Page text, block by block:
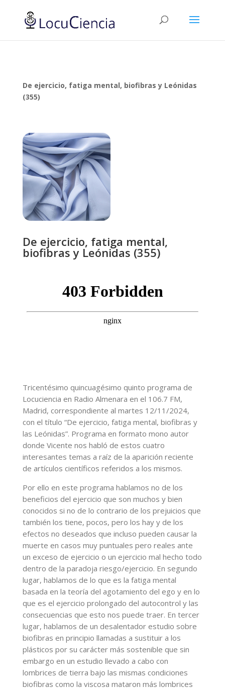
De ejercicio, fatiga mental, biofibras y Leónidas
(355)
De ejercicio, fatiga mental,
biofibras y Leónidas (355)
Tricentésimo quincuagésimo quinto programa de
Locuciencia en Radio Almenara en el 106.7 FM,
Madrid, correspondiente al martes 12/11/2024,
con el título “De ejercicio, fatiga mental, biofibras y
las Leónidas”. Programa en formato mono autor
donde Vicente nos habló de estos cuatro
interesantes temas a raíz de la aparición reciente
de artículos científicos referidos a los mismos.
Por ello en este programa hablamos no de los
beneficios del ejercicio que son muchos y bien
conocidos si no de lo contrario de los prejuicios que
también los tiene, pocos, pero los hay y de los
efectos no deseados que incluso pueden causar la
muerte en casos muy puntuales pero reales ante
un exceso de ejercicio o un ejercicio mal hecho todo
dentro de la paradoja riesgo/ejercicio. En segundo
lugar, hablamos de lo que es la fatiga mental
basada en la teoría del agotamiento del ego y en lo
que es el ejercicio prolongado del autocontrol y las
consecuencias que esto nos puede traer. En tercer
lugar, hablamos de un desalentador estudio sobre
biofibras en principio llamadas a sustituir a los
plásticos por su carácter más sostenible que sin
embargo en un estudio llevado a cabo con
lombrices de tierra bajo las mismas condiciones
biofibras como la viscosa mataron más lombrices